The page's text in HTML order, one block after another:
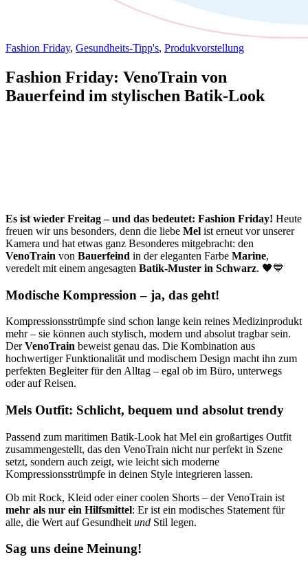
Fashion Friday, Gesundheits-Tipp's, Produkvorstellung
Fashion Friday: VenoTrain von
Bauerfeind im stylischen Batik-Look
Es ist wieder Freitag – und das bedeutet: Fashion Friday! Heute
freuen wir uns besonders, denn die liebe Mel ist erneut vor unserer
Kamera und hat etwas ganz Besonderes mitgebracht: den
VenoTrain von Bauerfeind in der eleganten Farbe Marine,
veredelt mit einem angesagten Batik-Muster in Schwarz. 🖤💙
Modische Kompression – ja, das geht!
Kompressionsstrümpfe sind schon lange kein reines Medizinprodukt
mehr – sie können auch stylisch, modern und absolut tragbar sein.
DerVenoTrain beweist genau das. Die Kombination aus
hochwertiger Funktionalität und modischem Design macht ihn zum
perfekten Begleiter für den Alltag – egal ob im Büro, unterwegs
oder auf Reisen.
Mels Outfit: Schlicht, bequem und absolut trendy
Passend zum maritimen Batik-Look hat Mel ein großartiges Outfit
zusammengestellt, das den VenoTrain nicht nur perfekt in Szene
setzt, sondern auch zeigt, wie leicht sich moderne
Kompressionsstrümpfe in deinen Style integrieren lassen.
Ob mit Rock, Kleid oder einer coolen Shorts – der VenoTrain ist
mehr als nur ein Hilfsmittel: Er ist ein modisches Statement für
alle, die Wert auf Gesundheit und Stil legen.
Sag uns deine Meinung!